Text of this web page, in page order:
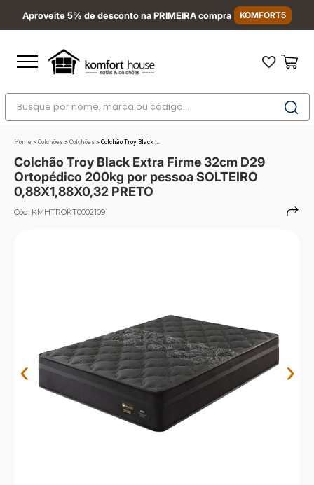
Aproveite 5% de desconto na PRIMEIRA compra KOMFORT5
Busque por nome, marca ou código...
Home > Colchões > Colchões > Colchão Troy Black ...
Colchão Troy Black Extra Firme 32cm D29
Ortopédico 200kg por pessoa SOLTEIRO
0,88X1,88X0,32 PRETO
Cód: KMHTROKT0002109
‹ ›
2º
sofá
3º
sofá retrátil
4º
sofá cama